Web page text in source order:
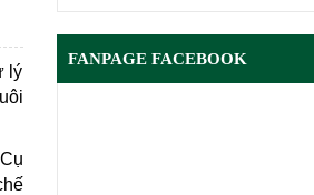
lý
FANPAGE FACEBOOK